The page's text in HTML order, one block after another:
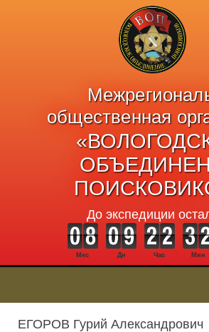
общественная
До экспедиции
Мес Дн Час Мин
ЕГОРОВ Гурий Александрович